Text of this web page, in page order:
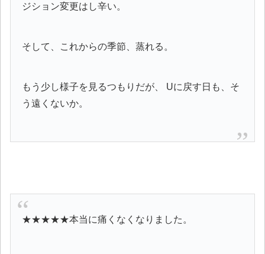
ジション変更はし辛い。
そして、これからの季節、蒸れる。
もう少し様子を見るつもりだが、 Uに戻す日も、そ
う遠くないか。
★★★★★本当に痛くなくなりました。